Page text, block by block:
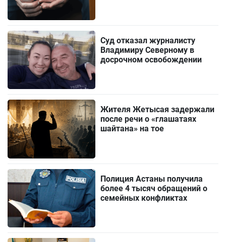
Суд отказал журналисту
Владимиру Северному в
досрочном освобождении
Жителя Жетысая задержали
после речи о «глашатаях
шайтана» на тое
Полиция Астаны получила
более 4 тысяч обращений о
семейных конфликтах